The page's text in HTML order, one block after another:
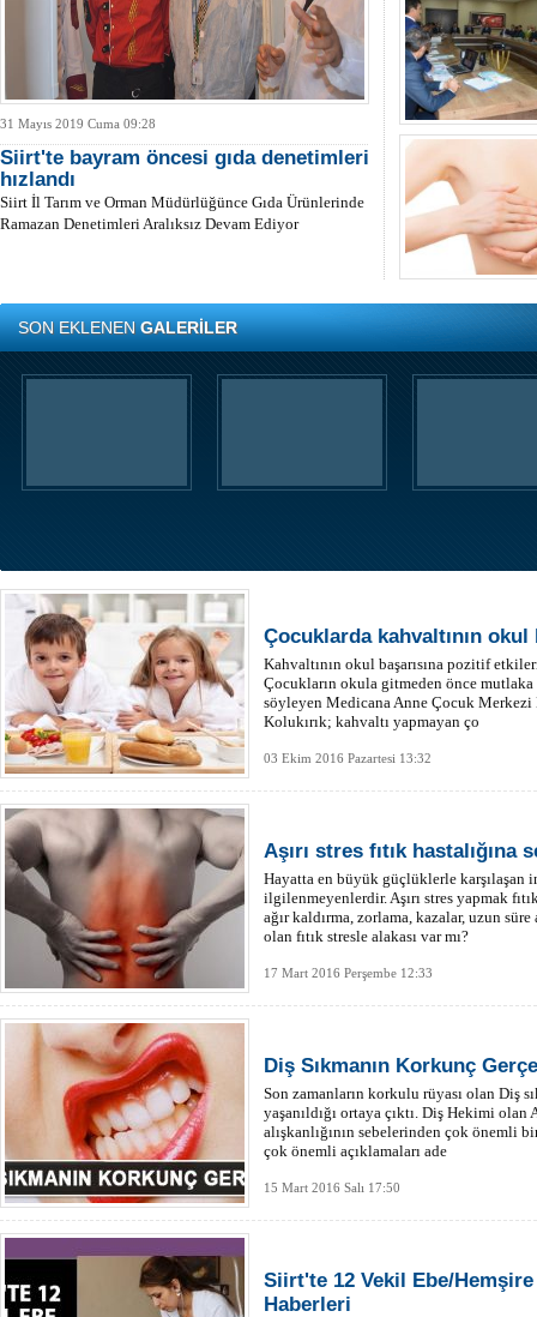
31 Mayıs 2019 Cuma 09:28
Siirt'te bayram öncesi gıda denetimleri
hızlandı
Siirt İl Tarım ve Orman Müdürlüğünce Gıda Ürünlerinde
Ramazan Denetimleri Aralıksız Devam Ediyor
SON EKLENENGALERİLER
Çocuklarda kahvaltının okul
Kahvaltının okul başarısına pozitif
Çocukların okula gitmeden önce
söyleyen Medicana Anne Çocuk Merkezi
Kolukırık; kahvaltı yapmayan ço
03 Ekim 2016 Pazartesi 13:32
Aşırı stres fıtık hastalığına
Hayatta en büyük güçlüklerle karşılaşan
ilgilenmeyenlerdir. Aşırı stres yapmak
ağır kaldırma, zorlama, kazalar, uzun
olan fıtık stresle alakası var mı?
17 Mart 2016 Perşembe 12:33
Diş Sıkmanın Korkunç
Son zamanların korkulu rüyası olan Diş
yaşanıldığı ortaya çıktı. Diş Hekimi olan
alışkanlığının sebelerinden çok önemli
çok önemli açıklamaları ade
15 Mart 2016 Salı 17:50
Siirt'te 12 Vekil Ebe/Hemşire
Haberleri